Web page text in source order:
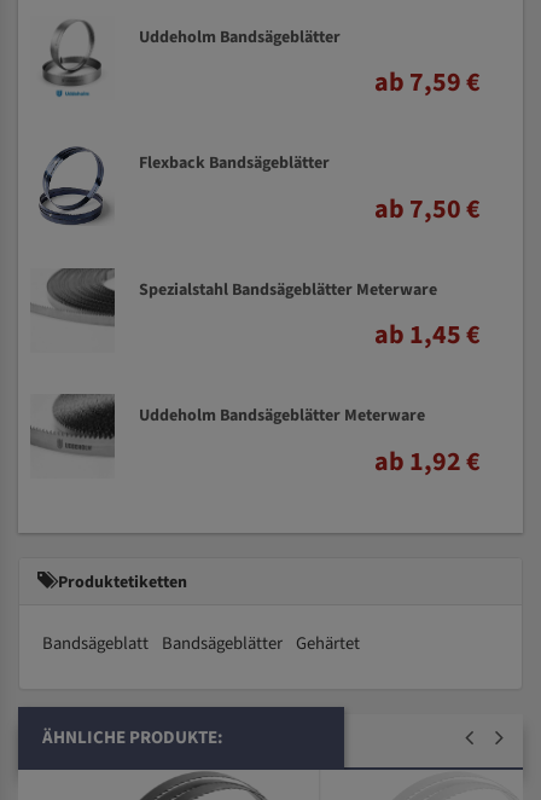
Uddeholm Bandsägeblätter
ab 7,59 €
Flexback Bandsägeblätter
ab 7,50 €
Spezialstahl Bandsägeblätter Meterware
ab 1,45 €
Uddeholm Bandsägeblätter Meterware
ab 1,92 €
Produktetiketten
Bandsägeblatt Bandsägeblätter Gehärtet
ÄHNLICHE PRODUKTE: